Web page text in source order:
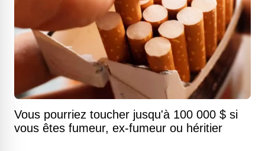
Vous pourriez toucher jusqu'à 100 000 $ si
vous êtes fumeur, ex-fumeur ou héritier